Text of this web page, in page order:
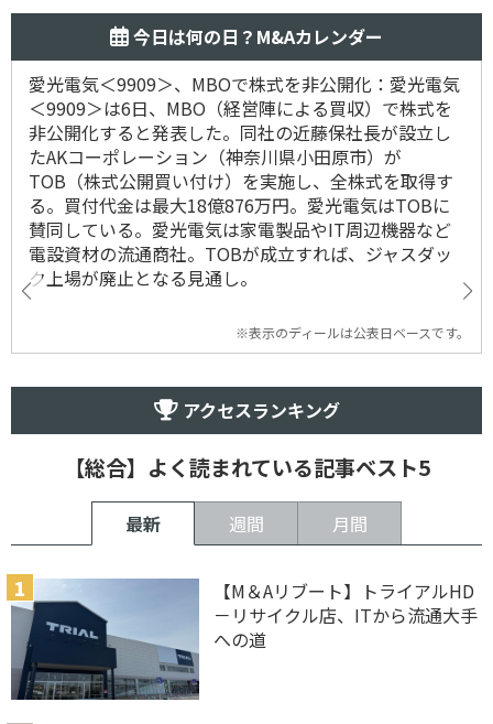
今日は何の日？M&Aカレンダー
愛光電気＜9909＞、MBOで株式を非公開化：愛光電気
＜9909＞は6日、MBO（経営陣による買収）で株式を
非公開化すると発表した。同社の近藤保社長が設立し
たAKコーポレーション（神奈川県小田原市）が
TOB（株式公開買い付け）を実施し、全株式を取得す
る。買付代金は最大18億876万円。愛光電気はTOBに
賛同している。愛光電気は家電製品やIT周辺機器など
電設資材の流通商社。TOBが成立すれば、ジャスダッ
ク上場が廃止となる見通し。
※表示のディールは公表日ベースです。
アクセスランキング
【総合】よく読まれている記事ベスト5
最新 週間 月間
【M＆Aリブート】トライアルHD
－リサイクル店、ITから流通大手
への道